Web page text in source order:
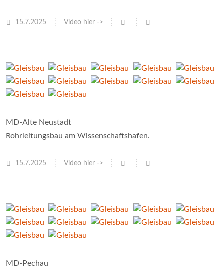
15.7.2025 Video hier ->
MD-Alte Neustadt
Rohrleitungsbau am Wissenschaftshafen.
15.7.2025 Video hier ->
MD-Pechau